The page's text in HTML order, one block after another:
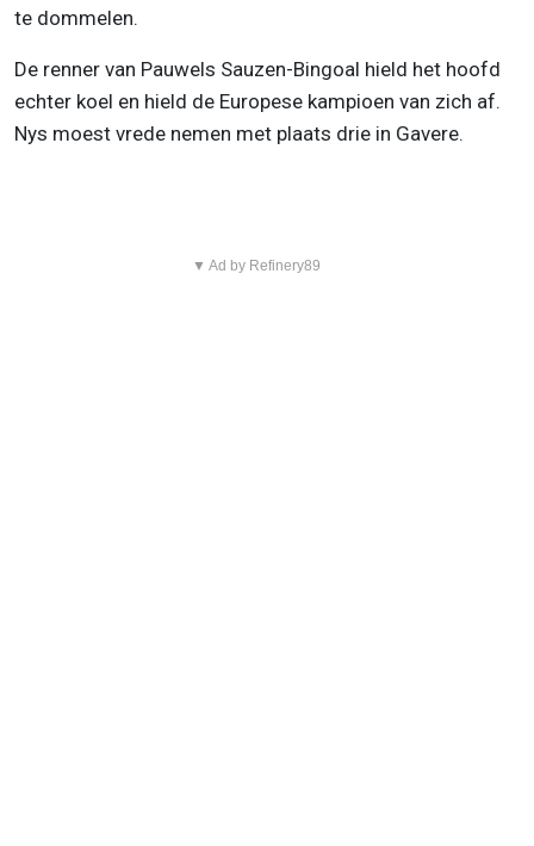
te dommelen.
De renner van Pauwels Sauzen-Bingoal hield het hoofd
echter koel en hield de Europese kampioen van zich af.
Nys moest vrede nemen met plaats drie in Gavere.
▼ Ad by Refinery89